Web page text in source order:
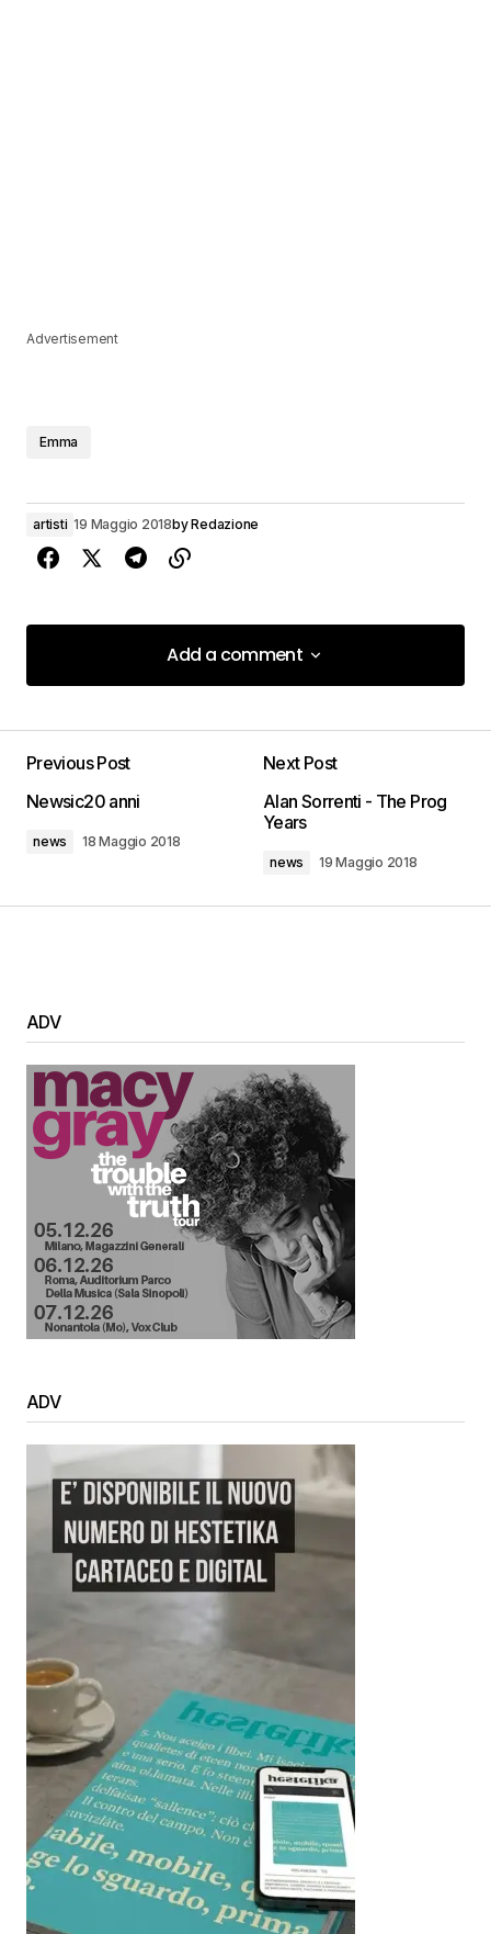
Advertisement
Emma
artisti 19 Maggio 2018byRedazione
Add a comment
Add a comment
campi obbligatori sono contrassegnati*
Your E-mail*
Submit Comment
Previous Post
Newsic20 anni
news 18 Maggio 2018
Next Post
Alan Sorrenti - The Prog
Years
news 19 Maggio 2018
ADV
ADV